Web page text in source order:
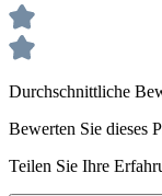
Durchschnittliche
Bewerten Sie dieses
Teilen Sie Ihre